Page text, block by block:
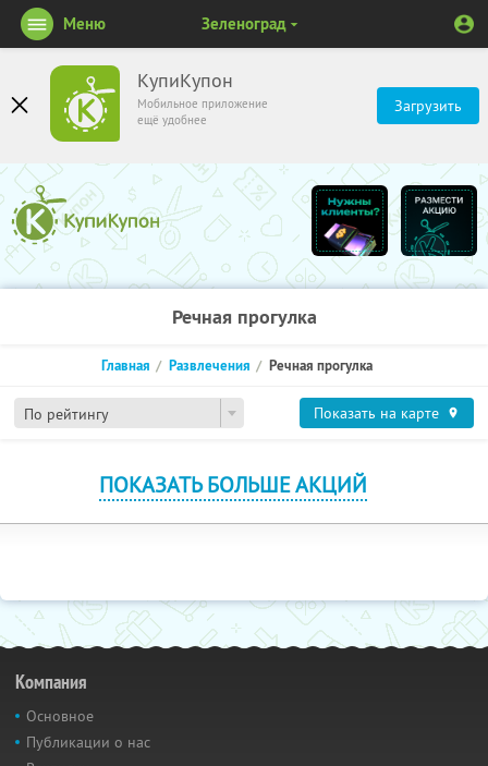
КупиКупон
Мобильное приложение
ещё удобнее
Загрузить
Меню Зеленоград
Речная прогулка
По рейтингу
Главная Развлечения Речная прогулка
Показать на карте
ПОКАЗАТЬ БОЛЬШЕ АКЦИЙ
Компания
Основное
Публикации о нас